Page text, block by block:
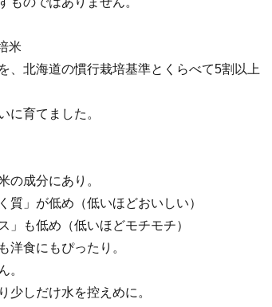
米
、北海道の慣行栽培基準とくらべて5割以上
に育てました。
の成分にあり。
質」が低め（低いほどおいしい）
」も低め（低いほどモチモチ）
洋食にもぴったり。
。
しだけ水を控えめに。